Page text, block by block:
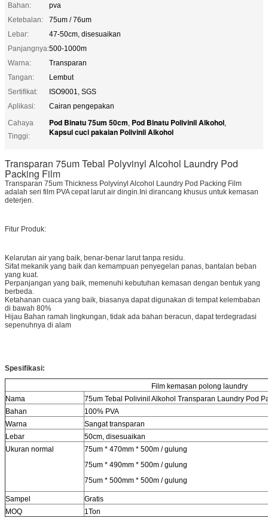
Bahan:
pva
Ketebalan:
75um / 76um
Lebar:
47-50cm, disesuaikan
Panjangnya:500-1000m
Warna:
Transparan
Tangan:
Lembut
Sertifikat:
ISO9001, SGS
Aplikasi:
Cairan pengepakan
Cahaya
Tinggi:
Pod Binatu 75um 50cm, Pod Binatu Polivinil Alkohol,
Kapsul cuci pakaian Polivinil Alkohol
Transparan 75um Tebal Polyvinyl Alcohol Laundry Pod
Packing Film
Transparan 75um Thickness Polyvinyl Alcohol Laundry Pod Packing Film
adalah seri film PVA cepat larut air dingin.Ini dirancang khusus untuk kemasan
deterjen.
Fitur Produk:
Kelarutan air yang baik, benar-benar larut tanpa residu.
Sifat mekanik yang baik dan kemampuan penyegelan panas, bantalan beban
yang kuat.
Perpanjangan yang baik, memenuhi kebutuhan kemasan dengan bentuk yang
berbeda.
Ketahanan cuaca yang baik, biasanya dapat digunakan di tempat kelembaban
di bawah 80%
Hijau Bahan ramah lingkungan, tidak ada bahan beracun, dapat terdegradasi
sepenuhnya di alam
Spesifikasi:
Film kemasan polong laundry
Nama
75um Tebal Polivinil Alkohol Transparan Laundry Pod
Bahan
100% PVA
Warna
Sangat transparan
Lebar
50cm, disesuaikan
Ukuran normal
75um * 470mm * 500m / gulung
75um * 490mm * 500m / gulung
75um * 500mm * 500m / gulung
Sampel
Gratis
MOQ
1Ton